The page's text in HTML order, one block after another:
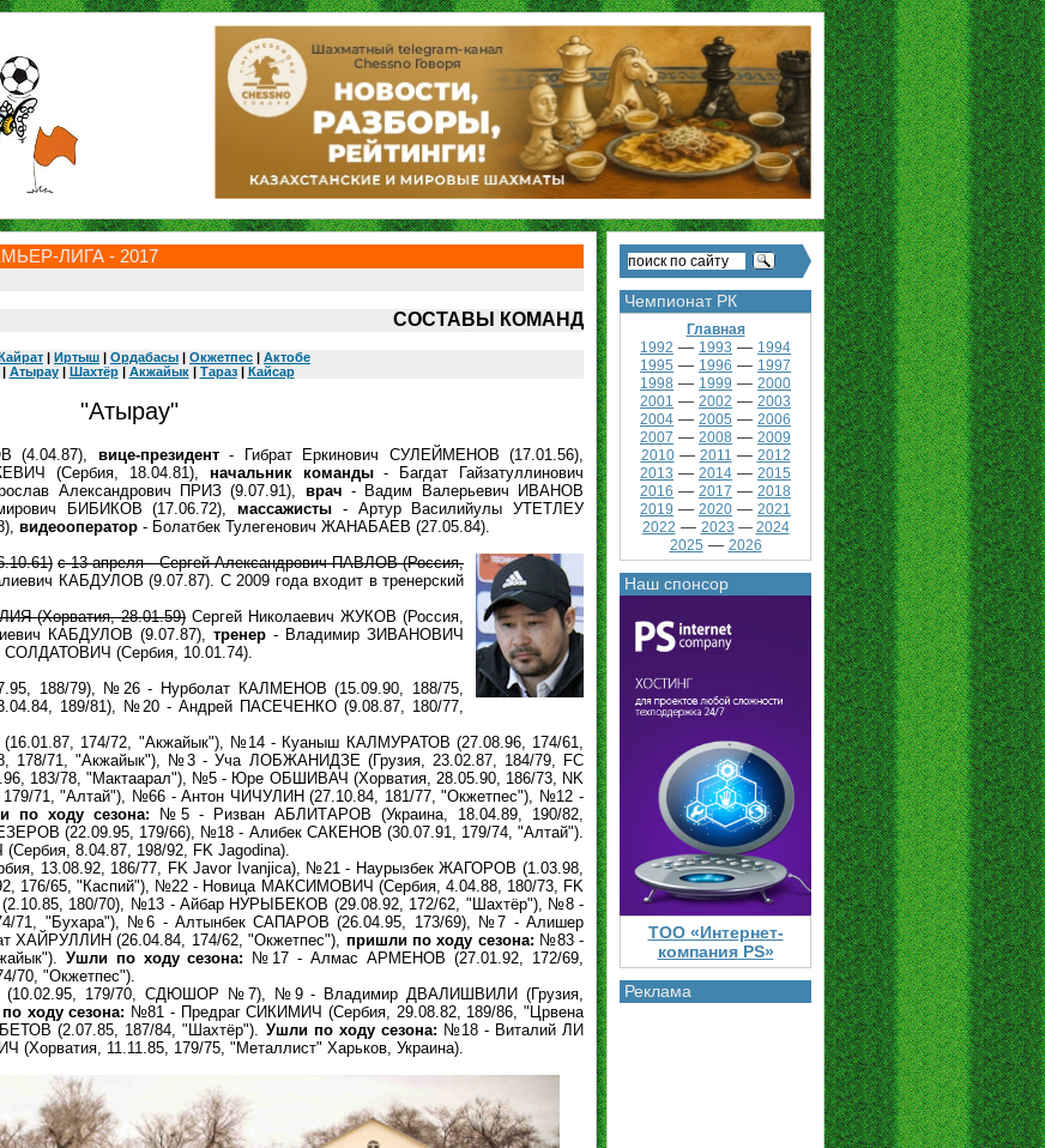
ЛИГА - 2017
СОСТАВЫ КОМАНД
| Иртыш | Ордабасы | Окжетпес | Актобе
Атырау| Шахтёр| Акжайык| Тараз| Кайсар
"Атырау"
(4.04.87), вице-президент- Гибрат Еркинович СУЛЕЙМЕНОВ (17.01.56),
(Сербия, 18.04.81), начальник команды- Багдат Гайзатуллинович
Александрович ПРИЗ (9.07.91), врач - Вадим Валерьевич ИВАНОВ
БИБИКОВ (17.06.72),массажисты - Артур Василийулы УТЕТЛЕУ
видеооператор - Болатбек Тулегенович ЖАНАБАЕВ (27.05.84).
с 13 апреля - Сергей Александрович ПАВЛОВ (Россия,
КАБДУЛОВ (9.07.87). С 2009 года входит в тренерский
(Хорватия, 28.01.59) Сергей Николаевич ЖУКОВ (Россия,
КАБДУЛОВ (9.07.87), тренер- Владимир ЗИВАНОВИЧ
СОЛДАТОВИЧ (Сербия, 10.01.74).
188/79), №26 - Нурболат КАЛМЕНОВ (15.09.90, 188/75,
189/81), №20 - Андрей ПАСЕЧЕНКО (9.08.87, 180/77,
174/72, "Акжайык"), №14 - Куаныш КАЛМУРАТОВ (27.08.96, 174/61,
178/71, "Акжайык"), №3 - Уча ЛОБЖАНИДЗЕ (Грузия, 23.02.87, 184/79, FC
183/78, "Мактаарал"), №5 - Юре ОБШИВАЧ (Хорватия, 28.05.90, 186/73, NK
71, "Алтай"), №66 - Антон ЧИЧУЛИН (27.10.84, 181/77, "Окжетпес"), №12 -
по ходу сезона: №5 - Ризван АБЛИТАРОВ (Украина, 18.04.89, 190/82,
(22.09.95, 179/66), №18 - Алибек САКЕНОВ (30.07.91, 179/74, "Алтай").
8.04.87, 198/92, FK Jagodina).
13.08.92, 186/77, FK Javor Ivanjica), №21 - Наурызбек ЖАГОРОВ (1.03.98,
176/65, "Каспий"), №22 - Новица МАКСИМОВИЧ (Сербия, 4.04.88, 180/73, FK
180/70), №13 - Айбар НУРЫБЕКОВ (29.08.92, 172/62, "Шахтёр"), №8 -
71, "Бухара"), №6 - Алтынбек САПАРОВ (26.04.95, 173/69), №7 - Алишер
ХАЙРУЛЛИН (26.04.84, 174/62, "Окжетпес"), пришли по ходу сезона: №83 -
Ушли по ходу сезона: №17 - Алмас АРМЕНОВ (27.01.92, 172/69,
70, "Окжетпес").
179/70, СДЮШОР №7), №9 - Владимир ДВАЛИШВИЛИ (Грузия,
ходу сезона: №81 - Предраг СИКИМИЧ (Сербия, 29.08.82, 189/86, "Црвена
(2.07.85, 187/84, "Шахтёр"). Ушли по ходу сезона: №18 - Виталий ЛИ
11.11.85, 179/75, "Металлист" Харьков, Украина).
Чемпионат РК
Главная
1992 — 1993 — 1994
1995 — 1996 — 1997
1998 — 1999 — 2000
2001 — 2002 — 2003
2004 — 2005 — 2006
2007 — 2008 — 2009
2010— 2011 — 2012
2013 — 2014 — 2015
2016 — 2017 — 2018
2019 — 2020 — 2021
2022 — 2023 — 2024
2025 — 2026
Наш спонсор
ТОО «Интернет-
компания PS»
Реклама